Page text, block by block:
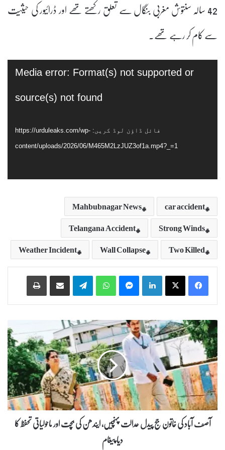
42 سالہ سنتوش مغربی بنگال سے تعلق رکھتے تھے اور ڈرائیور کی حیثیت
سے کام کر رہے تھے۔
Media error: Format(s) not supported or
source(s) not found
فائل ڈاؤن لوڈ کریں: https://urduleaks.com/wp-
content/uploads/2026/06/M465M2LzJUZ3of1a.mp4?_=1
car accident
Mahbubnagar News
Strong Winds
Telangana Accident
Two Killed
Wall Collapse
Weather Incident
LinkedIn
WhatsApp
Telegram
آ
ص
ف
آ
ب
ا
د
ک
ی
آصف آباد کی خاتون جج پیدل عدالت پہنچیں، ایندھن کی بچت اور ماحولیاتی تحفظ کا
دیا پیغام